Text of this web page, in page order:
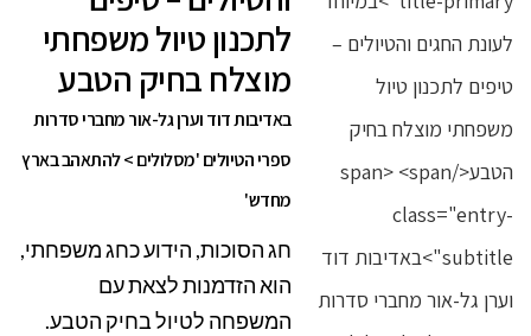
לתכנון טיול משפחתי
מוצלח בחיק הטבע
באדיבות דוד וערן גל-אור מחברי סדרות
ספרי הטיולים 'מסלולים > להתאהב בארץ
מחדש'
חג הסוכות, הידוע כחג משפחתי,
הוא הזדמנות לצאת עם
המשפחה לטיול בחיק הטבע.